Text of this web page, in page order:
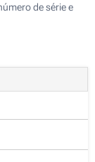
de série e